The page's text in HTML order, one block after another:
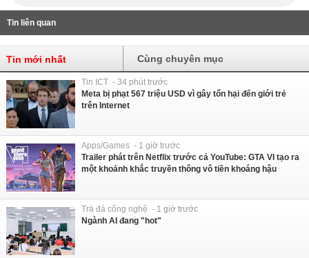
Tin liên quan
Tin mới nhất Cùng chuyên mục
Tin ICT - 34 phút trước
Meta bị phạt 567 triệu USD vì gây tổn hại đến giới trẻ
trên Internet
Apps/Games - 1 giờ trước
Trailer phát trên Netflix trước cả YouTube: GTA VI tạo ra
một khoảnh khắc truyền thông vô tiền khoáng hậu
Trà đá công nghệ - 1 giờ trước
Ngành AI đang "hot"